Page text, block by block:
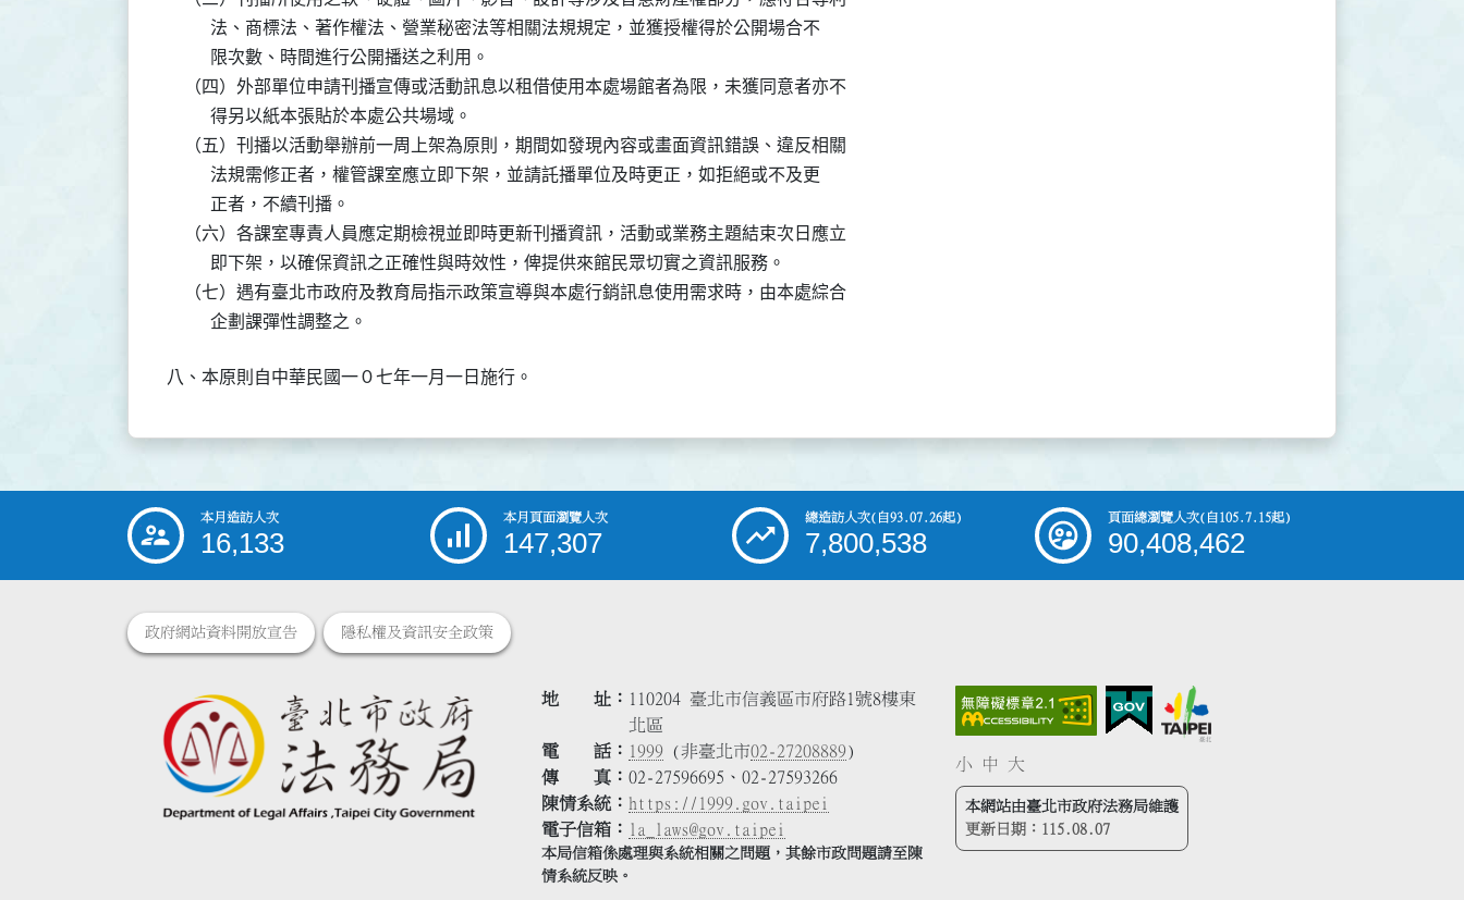
          法、商標法、著作權法、營業秘密法等相關法規規定，並獲授權得於公開場合不
          限次數、時間進行公開播送之利用。
    （四）外部單位申請刊播宣傳或活動訊息以租借使用本處場館者為限，未獲同意者亦不
          得另以紙本張貼於本處公共場域。
    （五）刊播以活動舉辦前一周上架為原則，期間如發現內容或畫面資訊錯誤、違反相關
          法規需修正者，權管課室應立即下架，並請託播單位及時更正，如拒絕或不及更
          正者，不續刊播。
    （六）各課室專責人員應定期檢視並即時更新刊播資訊，活動或業務主題結束次日應立
          即下架，以確保資訊之正確性與時效性，俾提供來館民眾切實之資訊服務。
    （七）遇有臺北市政府及教育局指示政策宣導與本處行銷訊息使用需求時，由本處綜合
          企劃課彈性調整之。
八、本原則自中華民國一０七年一月一日施行。
::: 本月造訪人次
16,133
本月頁面瀏覽人次
147,307
總造訪人次(自93.07.26起)
7,800,538
頁面總瀏覽人次(自105.7.15起)
90,408,462
政府網站資料開放宣告 隱私權及資訊安全政策
地 址
110204 臺北市信義區市府路1號8樓東
北區
電 話
1999 (非臺北市02-27208889)
傳 真
02-27596695、02-27593266
陳情系統
https://1999.gov.taipei
電子信箱
la_laws@gov.taipei
本局信箱係處理與系統相關之問題，其餘市政問題請至陳
情系統反映。
小 中 大
本網站由臺北市政府法務局維護
更新日期： 115.08.07